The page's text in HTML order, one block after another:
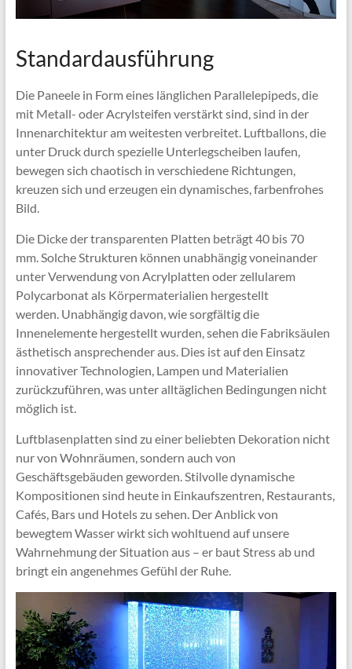
Standardausführung
Die Paneele in Form eines länglichen Parallelepipeds, die
mit Metall- oder Acrylsteifen verstärkt sind, sind in der
Innenarchitektur am weitesten verbreitet. Luftballons, die
unter Druck durch spezielle Unterlegscheiben laufen,
bewegen sich chaotisch in verschiedene Richtungen,
kreuzen sich und erzeugen ein dynamisches, farbenfrohes
Bild.
Die Dicke der transparenten Platten beträgt 40 bis 70
mm. Solche Strukturen können unabhängig voneinander
unter Verwendung von Acrylplatten oder zellularem
Polycarbonat als Körpermaterialien hergestellt
werden. Unabhängig davon, wie sorgfältig die
Innenelemente hergestellt wurden, sehen die Fabriksäulen
ästhetisch ansprechender aus. Dies ist auf den Einsatz
innovativer Technologien, Lampen und Materialien
zurückzuführen, was unter alltäglichen Bedingungen nicht
möglich ist.
Luftblasenplatten sind zu einer beliebten Dekoration nicht
nur von Wohnräumen, sondern auch von
Geschäftsgebäuden geworden. Stilvolle dynamische
Kompositionen sind heute in Einkaufszentren, Restaurants,
Cafés, Bars und Hotels zu sehen. Der Anblick von
bewegtem Wasser wirkt sich wohltuend auf unsere
Wahrnehmung der Situation aus – er baut Stress ab und
bringt ein angenehmes Gefühl der Ruhe.